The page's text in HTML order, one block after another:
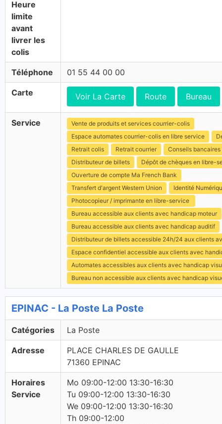
Heure
limite
avant
livrer les
colis
Téléphone 01 55 44 00 00
Carte Voir La Carte Route Bureau
Service
Vente de produits et services courrier-colis
Espace automates courrier-colis en libre service
Retrait colis
Retrait courrier
Conseils bancaires
Distributeur de billets
Dépôt de chèques en libre-
Ouverture de compte Ma French Bank
Transfert d'argent Western Union
Identité
Photocopieur / imprimante en libre-service
Bureau accessible aux clients avec handicap moteur
Bureau accessible aux clients avec handicap auditif
Distributeur de billets accessible 24h/24 aux clients
Espace confidentiel accessible aux clients avec
Automates accessibles aux clients avec handicap
Bureau non accessible aux clients avec handicap
EPINAC - La Poste La Poste
Catégories La Poste
Adresse
PLACE CHARLES DE GAULLE
71360 EPINAC
Horaires
Service
Mo 09:00-12:00 13:30-16:30
Tu 09:00-12:00 13:30-16:30
We 09:00-12:00 13:30-16:30
Th 09:00-12:00